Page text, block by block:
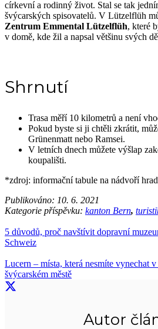
církevní a rodinný život. Stal se tak
švýcarských spisovatelů. V Lützelflüh
Zentrum Emmental Lützelflüh, které
v domě, kde žil a napsal většinu svých
Shrnutí
Trasa měří 10 kilometrů a není
Pokud byste si ji chtěli zkrátit,
Grünenmatt nebo Ramsei.
V letních dnech můžete výšlap
koupališti.
*zdroj: informační tabule na nádvoří
Publikováno: 10. 6. 2021
Kategorie příspěvku: kanton Bern,
5 důvodů, proč navštívit dopravní
Schweiz
Lucern – místa, která nesmíte vynechat
švýcarském městě
Autor